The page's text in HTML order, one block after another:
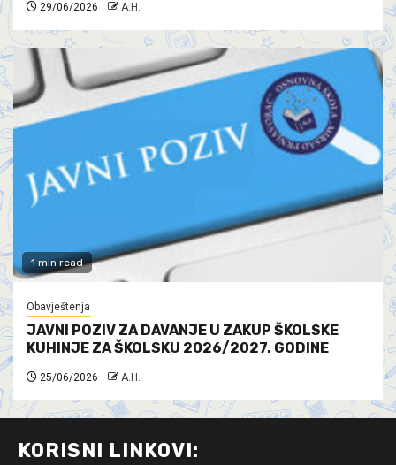
29/06/2026 A.H.
1 min read
Obavještenja
JAVNI POZIV ZA DAVANJE U ZAKUP ŠKOLSKE
KUHINJE ZA ŠKOLSKU 2026/2027. GODINE
25/06/2026 A.H.
KORISNI LINKOVI: